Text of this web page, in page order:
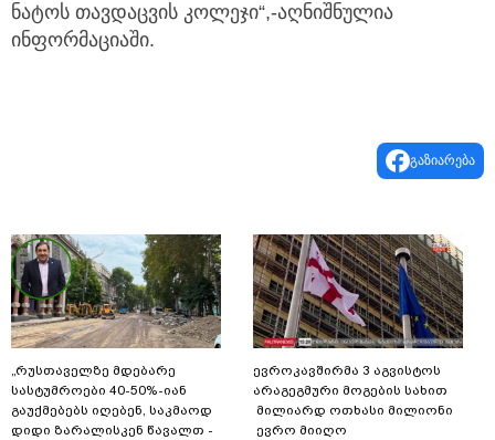
ნატოს თავდაცვის კოლეჯი“,-აღნიშნულია
ინფორმაციაში.
გაზიარება
„რუსთაველზე მდებარე
სასტუმროები 40-50%-იან
გაუქმებებს იღებენ, საკმაოდ
დიდი ზარალისკენ წავალთ -
ევროკავშირმა 3 აგვისტოს
არაგეგმური მოგების სახით
მილიარდ ოთხასი მილიონი
ევრო მიიღო